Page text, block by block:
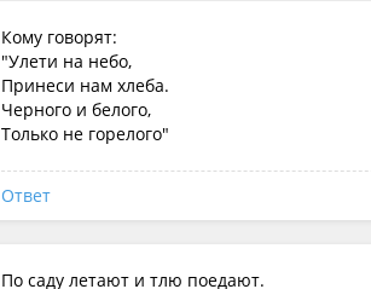
Кому говорят:
"Улети на небо,
Принеси нам хлеба.
Черного и белого,
Только не горелого"
Ответ
По саду летают и тлю поедают.